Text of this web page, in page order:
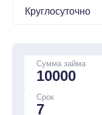
Круглосуточно
Сумма займа
Срок